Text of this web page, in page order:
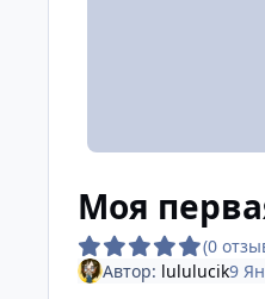
Моя
(0
Автор: lululucik9